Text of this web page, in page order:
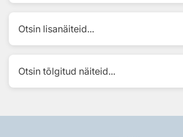
Otsin lisanäiteid...
Otsin tõlgitud näiteid...